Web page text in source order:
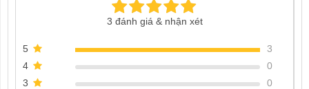
3 đánh giá & nhận xét
5
3
4
0
3
0